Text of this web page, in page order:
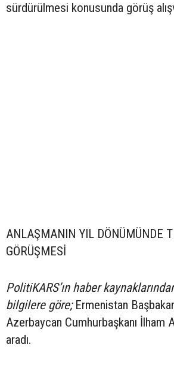
sürdürülmesi konusunda görüş
ANLAŞMANIN YIL DÖNÜMÜNDE
GÖRÜŞMESİ
PolitiKARS’ın haber
bilgilere göre;Ermenistan
Azerbaycan Cumhurbaşkanı İlham
aradı.